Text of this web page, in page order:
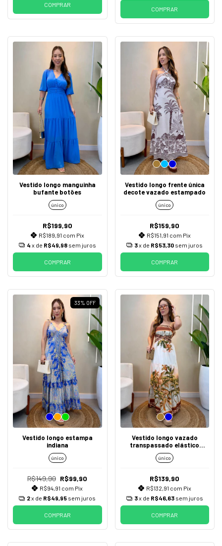
COMPRAR
COMPRAR
Vestido longo manguinha
bufante botões
único
R$199,90
R$189,91 com Pix
4 x de R$49,98 sem juros
COMPRAR
Vestido longo frente única
decote vazado estampado
único
R$159,90
R$151,91 com Pix
3x de R$53,30 sem juros
COMPRAR
33% OFF
Vestido longo estampa
indiana
único
R$149,90 R$99,90
R$94,91 com Pix
2x de R$49,95 sem juros
COMPRAR
Vestido longo vazado
transpassado elástico
estampado
único
R$139,90
R$132,91 com Pix
3x de R$46,63 sem juros
COMPRAR